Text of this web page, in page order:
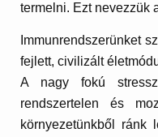
termelni. Ezt nevezzük
Immunrendszerünket
fejlett, civilizált
A nagy fokú
rendszertelen és
környezetünkből ránk